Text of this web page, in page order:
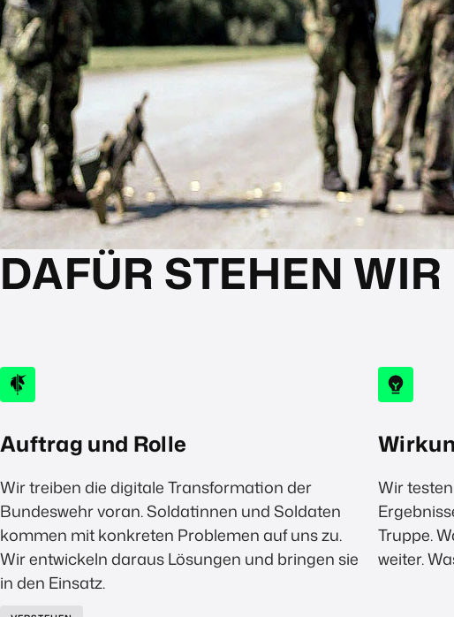
DAFÜR STEHEN WIR
Auftrag und Rolle
Wir treiben die digitale Transformation der
Bundeswehr voran. Soldatinnen und Soldaten
kommen mit konkreten Problemen auf uns zu.
Wir entwickeln daraus Lösungen und bringen sie
in den Einsatz.
Wir
Truppe.
weiter.